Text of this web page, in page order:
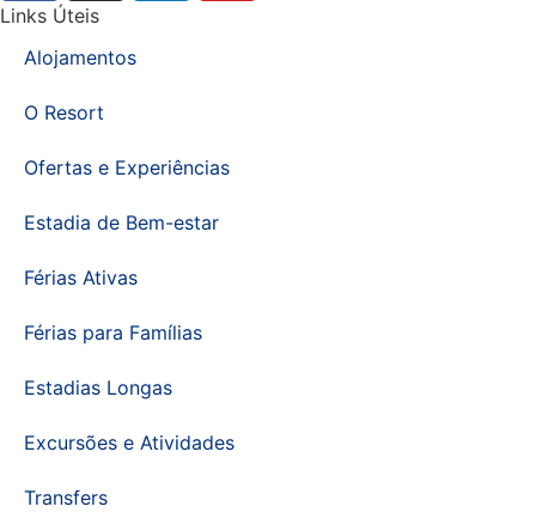
Links Úteis
Alojamentos
O Resort
Ofertas e Experiências
Estadia de Bem-estar
Férias Ativas
Férias para Famílias
Estadias Longas
Excursões e Atividades
Transfers